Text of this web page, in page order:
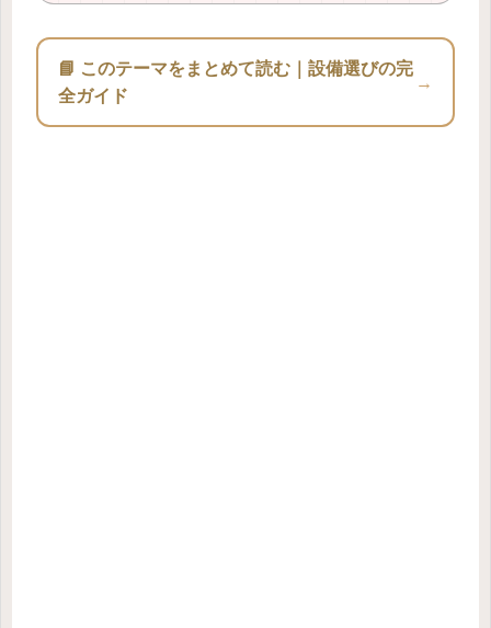
📘 このテーマをまとめて読む｜設備選びの完
全ガイド
→